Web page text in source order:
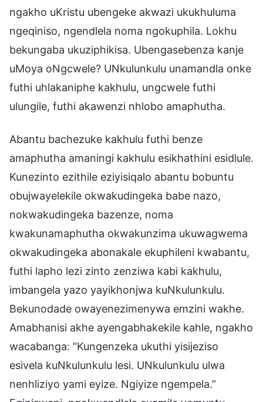
ngakho uKristu ubengeke akwazi ukukhuluma
ngeqiniso, ngendlela noma ngokuphila. Lokhu
bekungaba ukuziphikisa. Ubengasebenza kanje
uMoya oNgcwele? UNkulunkulu unamandla onke
futhi uhlakaniphe kakhulu, ungcwele futhi
ulungile, futhi akawenzi nhlobo amaphutha.
Abantu bachezuke kakhulu futhi benze
amaphutha amaningi kakhulu esikhathini esidlule.
Kunezinto ezithile eziyisiqalo abantu bobuntu
obujwayelekile okwakudingeka babe nazo,
nokwakudingeka bazenze, noma
kwakunamaphutha okwakunzima ukuwagwema
okwakudingeka abonakale ekuphileni kwabantu,
futhi lapho lezi zinto zenziwa kabi kakhulu,
imbangela yazo yayikhonjwa kuNkulunkulu.
Bekunodade owayenezimenywa emzini wakhe.
Amabhanisi akhe ayengabhakekile kahle, ngakho
wacabanga: “Kungenzeka ukuthi yisijeziso
esivela kuNkulunkulu lesi. UNkulunkulu ulwa
nenhliziyo yami eyize. Ngiyize ngempela.”